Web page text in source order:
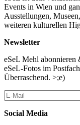
Depeche Ambros
D.K.
und special guest:
Moderation & DJs:
Irradiation)
Erste Ausschnitte der
auf FM4 zu hören
Sollte es Interesse an
wenden. Für
nachtnebel@fluc.at
Events in Wien und
Ausstellungen,
weiteren kulturellen
Newsletter
eSeL Mehl
eSeL-Fotos im
Überraschend. >;e)
Social Media